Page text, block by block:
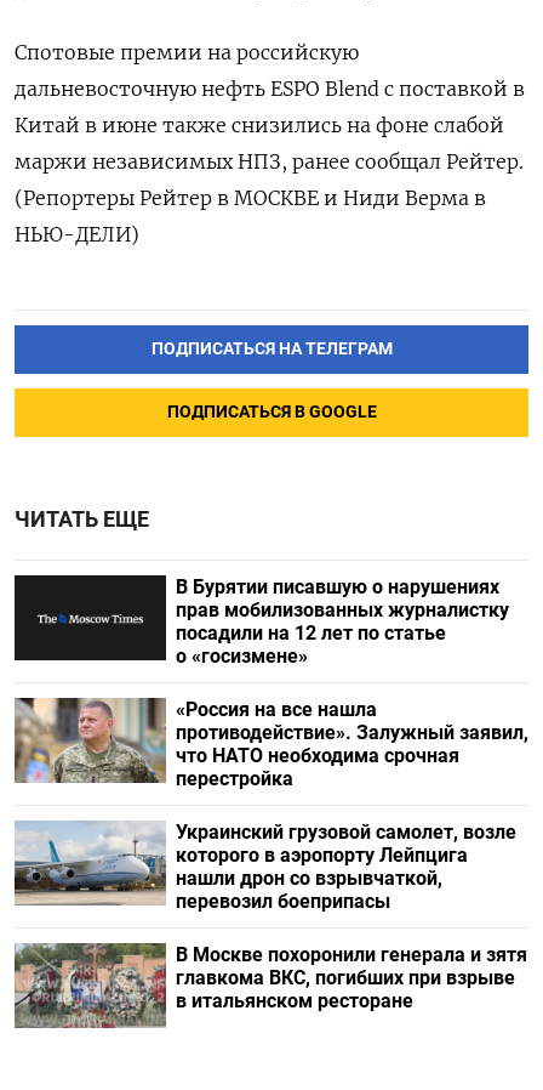
Спотовые премии на российскую
‌дальневосточную нефть ESPO Blend с поставкой в
Китай в июне также снизились ​на фоне слабой
маржи независимых НПЗ, ранее сообщал Рейтер.
(Репортеры Рейтер ‌в МОСКВЕ и Ниди Верма в
НЬЮ-ДЕЛИ)
ПОДПИСАТЬСЯ НА ТЕЛЕГРАМ
ПОДПИСАТЬСЯ В GOOGLE
ЧИТАТЬ ЕЩЕ
В Бурятии писавшую о нарушениях
прав мобилизованных журналистку
посадили на 12 лет по статье
о «госизмене»
«Россия на все нашла
противодействие». Залужный заявил,
что НАТО необходима срочная
перестройка
Украинский грузовой самолет, возле
которого в аэропорту Лейпцига
нашли дрон со взрывчаткой,
перевозил боеприпасы
В Москве похоронили генерала и зятя
главкома ВКС, погибших при взрыве
в итальянском ресторане